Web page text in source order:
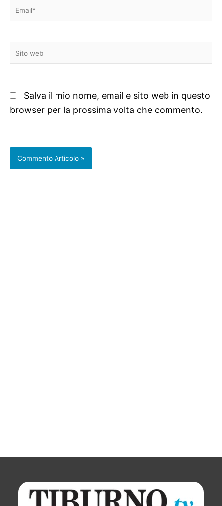
Email*
Sito
web
Salva il mio nome, email e sito web in questo
browser per la prossima volta che commento.